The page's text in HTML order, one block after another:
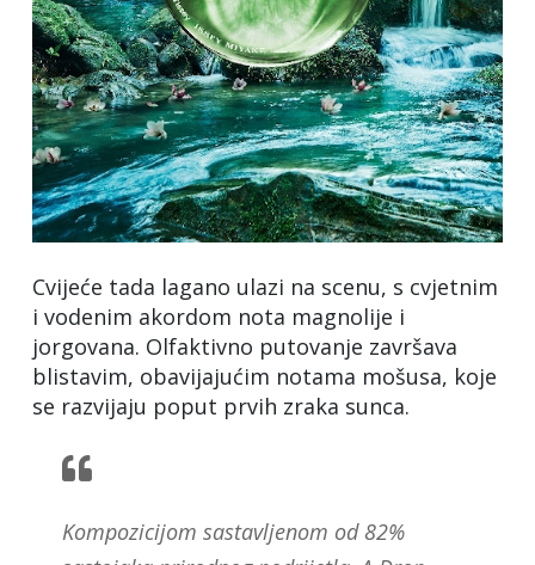
Cvijeće tada lagano ulazi na scenu, s cvjetnim
i vodenim akordom nota magnolije i
jorgovana. Olfaktivno putovanje završava
blistavim, obavijajućim notama mošusa, koje
se razvijaju poput prvih zraka sunca.
Kompozicijom sastavljenom od 82%